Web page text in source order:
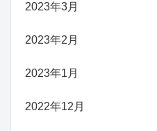
2023年3月
2023年2月
2023年1月
2022年12月